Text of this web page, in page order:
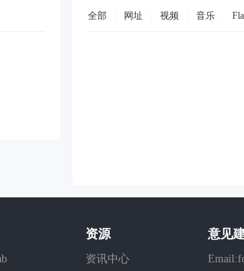
全部 网址 视频 音乐
资源
资讯中心
意见